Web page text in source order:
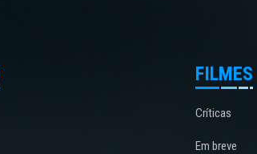
FILMES
Críticas
Em breve